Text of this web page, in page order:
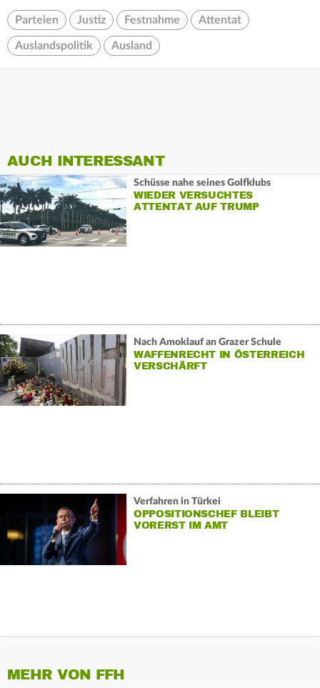
Parteien Justiz Festnahme Attentat
Auslandspolitik Ausland
AUCH INTERESSANT
Schüsse nahe seines Golfklubs
WIEDER VERSUCHTES
ATTENTAT AUF TRUMP
Nach Amoklauf an Grazer Schule
WAFFENRECHT IN ÖSTERREICH
VERSCHÄRFT
Verfahren in Türkei
OPPOSITIONSCHEF BLEIBT
VORERST IM AMT
MEHR VON FFH